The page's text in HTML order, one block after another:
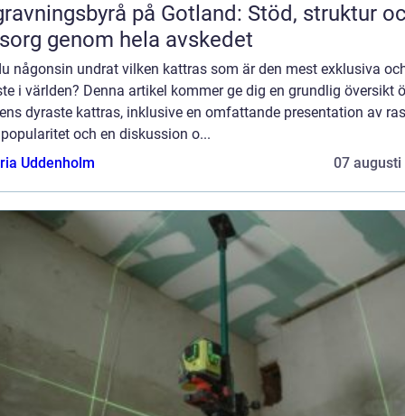
på Gotland: Stöd, struktur
genom hela avskedet
någonsin undrat vilken kattras som är den mest exklusiva
i världen? Denna artikel kommer ge dig en grundlig översikt
dyraste kattras, inklusive en omfattande presentation av
och en diskussion o...
Uddenholm
07 augusti